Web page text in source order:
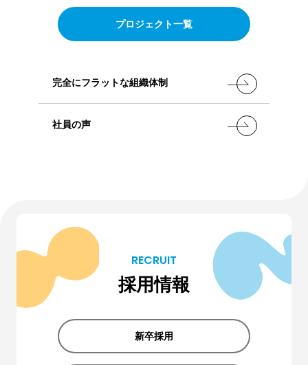
プロジェクト一覧
完全にフラットな組織体制
社員の声
RECRUIT
採用情報
新卒採用